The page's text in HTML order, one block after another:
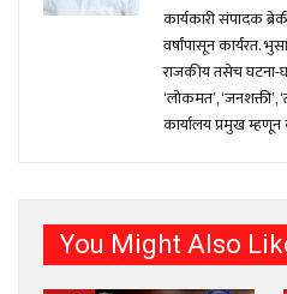
कार्यकारी संपादक
वर्षांपासून कार्यरत.
राजकीय तसेच घटना-
‘लोकमत’, ‘जनशक्ती’,
कार्यालय प्रमुख
You Might Also